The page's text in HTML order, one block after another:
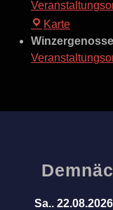
Karte
Rinklin
Sa.. 22.08.2026